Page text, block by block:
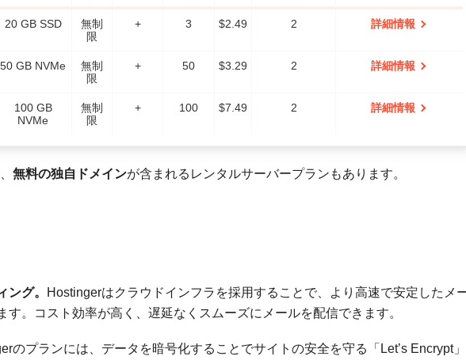
20 GB SSD
無制
限
+ 3 $2.49 2 詳細情報
50 GB NVMe
無制
限
+ 50 $3.29 2 詳細情報
100 GB
NVMe
無制
限
+ 100 $7.49 2 詳細情報
無料の独自ドメインが含まれるレンタルサーバープランもあります。
ング。
Hostingerはクラウドインフラを採用することで、より高速で安定したメ
す。コスト効率が高く、遅延なくスムーズにメールを配信できます。
のプランには、データを暗号化することでサイトの安全を守る「Let’s Encrypt」